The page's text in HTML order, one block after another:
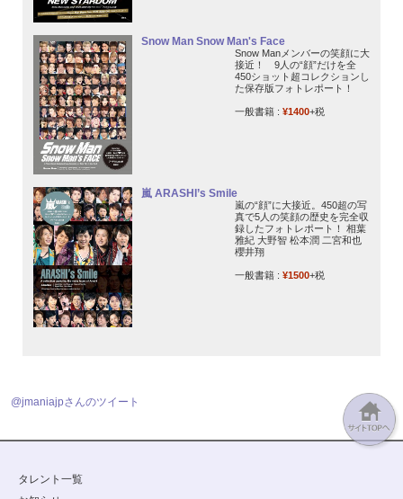
Snow Man Snow Man's Face
Snow Manメンバーの笑顔に大
接近！ 9人の“顔”だけを全
450ショット超コレクションし
た保存版フォトレポート！
一般書籍 : ¥1400+税
嵐 ARASHI’s Smile
嵐の“顔”に大接近。450超の写
真で5人の笑顔の歴史を完全収
録したフォトレポート！ 相葉
雅紀 大野智 松本潤 二宮和也
櫻井翔
一般書籍 : ¥1500+税
@jmaniajpさんのツイート
タレント一覧